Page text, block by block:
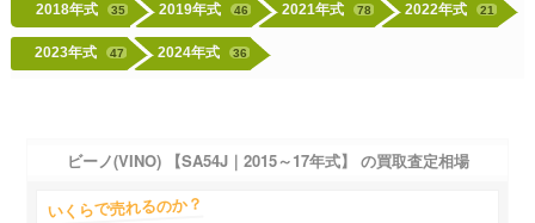
2018年式 35 2019年式 46 2021年式 78 2022年式 21
2023年式 47 2024年式 36
ビーノ(VINO) 【SA54J｜2015～17年式】 の買取査定相場
いくらで売れるのか？